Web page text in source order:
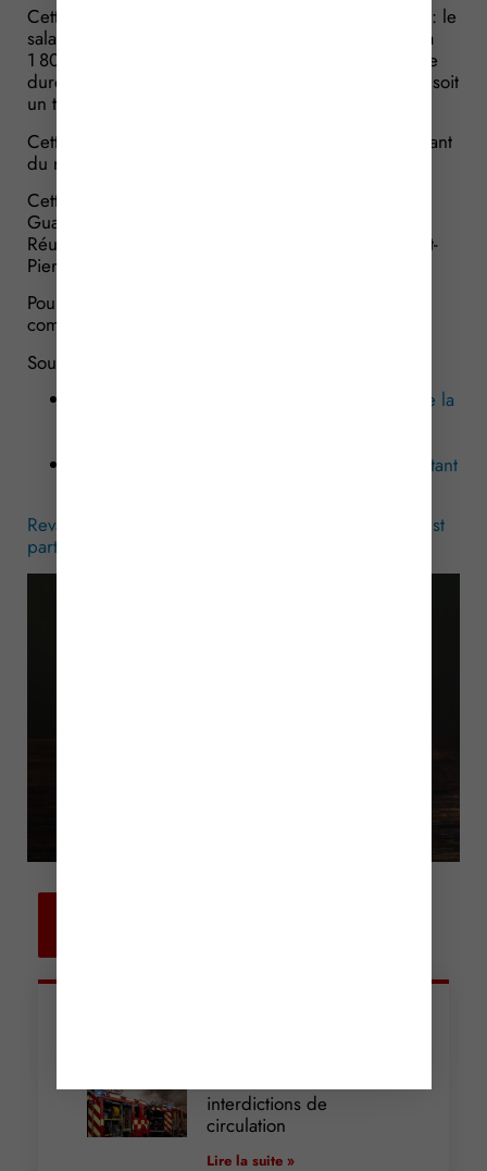
Cette revalorisation anticipée vient d’être confirmée : le
salaire minimum brut mensuel est porté désormais à
1 801,80 €, pour un salarié mensualisé soumis à une
durée collective du travail de 35 h hebdomadaires, soit
un taux horaire de 11,88 €.
Cette revalorisation s’accompagne de celle du montant
du minimum garanti, désormais fixé à 4,22 €.
Cette revalorisation est applicable en métropole, en
Guadeloupe, en Guyane, à la Martinique, à La
Réunion, à Saint-Martin, à Saint-Barthélemy et à Saint-
Pierre-et-Miquelon.
Pour Mayotte, le SMIC horaire est fixé à 8,98 € à
compter, là aussi, du 1er novembre 2024.
Sources :
Actualité info.gouv.fr : « Ce qu’il faut retenir de la
Décret no 2024-951 du 23 octobre 2024 portant
Revalorisation du SMIC au 1er novembre 2024 : c’est
parti !
interdictions de
circulation
Lire la suite »